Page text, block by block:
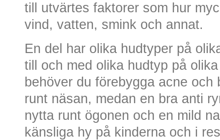
till utvärtes faktorer som hur
vind, vatten, smink och annat.
En del har olika hudtyper på
till och med olika hudtyp på
behöver du förebygga acne
runt näsan, medan en bra anti
nytta runt ögonen och en mild
känsliga hy på kinderna och i